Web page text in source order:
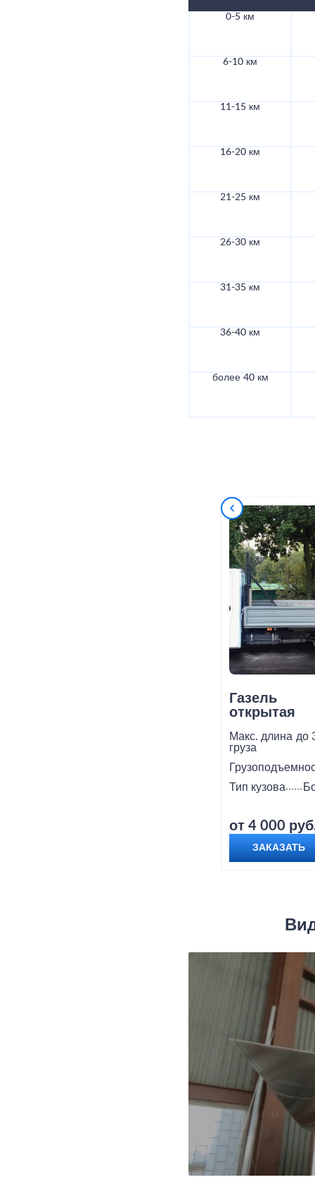
0-5 км
6-10 км
11-15 км
16-20 км
21-25 км
26-30 км
31-35 км
36-40 км
более 40 км
Газель
открытая
Макс. длина
груза
до
Тип кузова
от 4 000
ЗАКАЗАТЬ